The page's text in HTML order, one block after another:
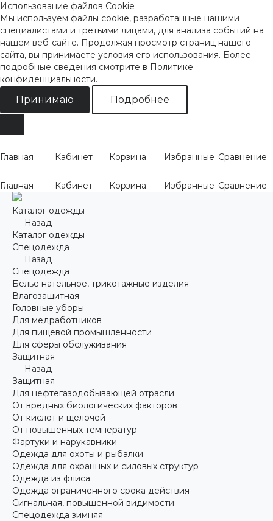
Использование файлов Cookie
Мы используем файлы cookie, разработанные нашими
специалистами и третьими лицами, для анализа событий на
нашем веб-сайте. Продолжая просмотр страниц нашего
сайта, вы принимаете условия его использования. Более
подробные сведения смотрите в Политике
конфиденциальности.
Принимаю Подробнее
Главная Кабинет Корзина Избранные Сравнение
Главная Кабинет Корзина Избранные Сравнение
Каталог одежды
Назад
Каталог одежды
Спецодежда
Назад
Спецодежда
Белье нательное, трикотажные изделия
Влагозащитная
Головные уборы
Для медработников
Для пищевой промышленности
Для сферы обслуживания
Защитная
Назад
Защитная
Для нефтегазодобывающей отрасли
От вредных биологических факторов
От кислот и щелочей
От повышенных температур
Фартуки и нарукавники
Одежда для охоты и рыбалки
Одежда для охранных и силовых структур
Одежда из флиса
Одежда ограниченного срока действия
Сигнальная, повышенной видимости
Спецодежда зимняя